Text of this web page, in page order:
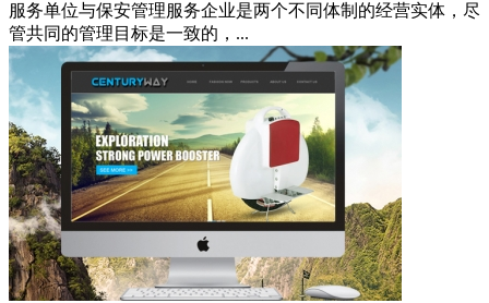
服务单位与保安管理服务企业是两个不同体制的经营实体，尽
管共同的管理目标是一致的，...